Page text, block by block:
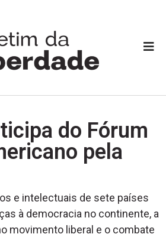
do Fórum
pela
e intelectuais de sete países
à democracia no continente, a
movimento liberal e o combate